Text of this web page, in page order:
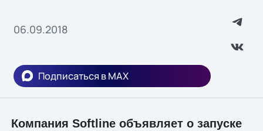
06.09.2018
Подписаться в MAX
Компания Softline объявляет о запуске